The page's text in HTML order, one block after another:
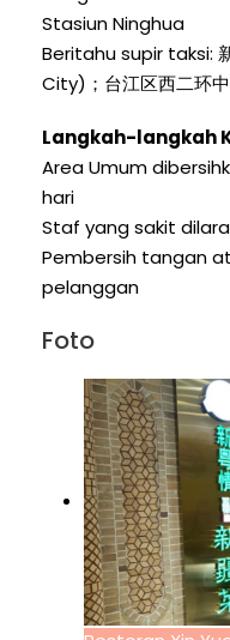
Stasiun Ninghua
Beritahu supir taksi:
City)；台江区西二环
Langkah-langkah
Area Umum
hari
Staf yang sakit
Pembersih tangan
pelanggan
Foto